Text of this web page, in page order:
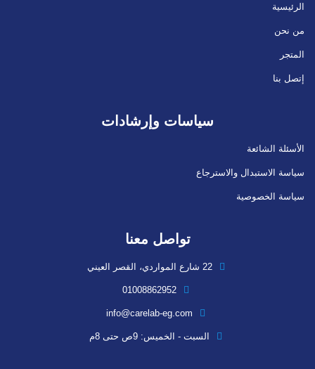
الرئيسية
من نحن
المتجر
إتصل بنا
سياسات وإرشادات
الأسئلة الشائعة
سياسة الاستبدال والاسترجاع
سياسة الخصوصية
تواصل معنا
22 شارع المواردي، القصر العيني
01008862952
info@carelab-eg.com
السبت - الخميس: 9ص حتى 8م